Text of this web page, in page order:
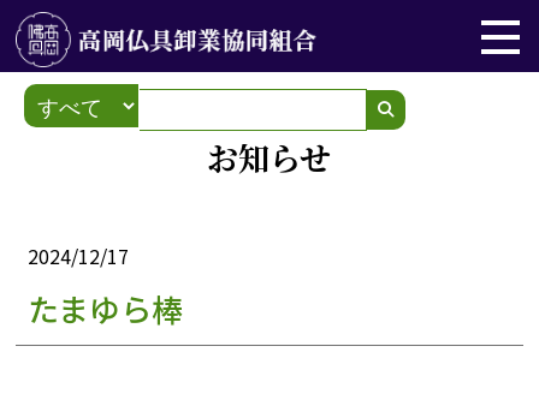
お知らせ
2024/12/17
たまゆら棒